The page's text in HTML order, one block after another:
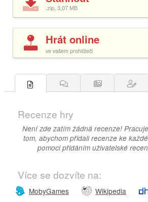
.zip, 3,07 MB
Hrát online
ve vašem prohlížeči
Recenze hry
Není zde zatím žádná recenze!
tom, abychom přidali recenze ke
pomoci přidáním uživatelské
Více se dozvíte na:
MobyGames Wikipedia